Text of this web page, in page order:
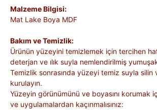
Malzeme Bilgisi:
Mat Lake Boya MDF
Bakım ve Temizlik:
Ürünün yüzeyini temizlemek için tercihen
deterjan ve ılık suyla nemlendirilmiş
Temizlik sonrasında yüzeyi temiz suyla
kurulayın.
Yüzeyin görünümünü ve boyasını korumak
ve uygulamalardan kaçınmalısınız: